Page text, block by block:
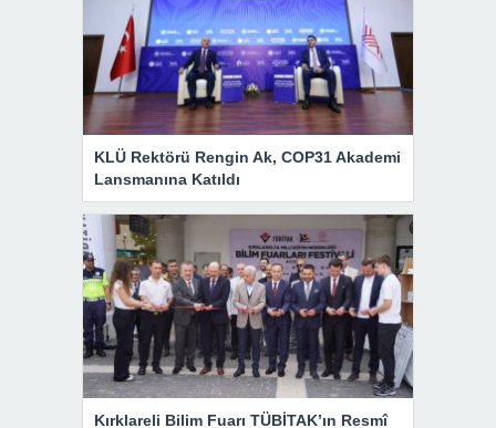
KLÜ Rektörü Rengin Ak, COP31 Akademi
Lansmanına Katıldı
Kırklareli Bilim Fuarı TÜBİTAK’ın Resmî